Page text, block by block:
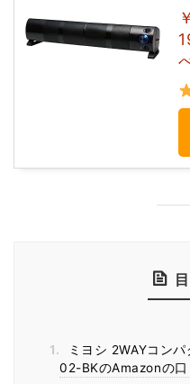
1.
ミヨシ 2WAYコン
02-BKのAmazonの口